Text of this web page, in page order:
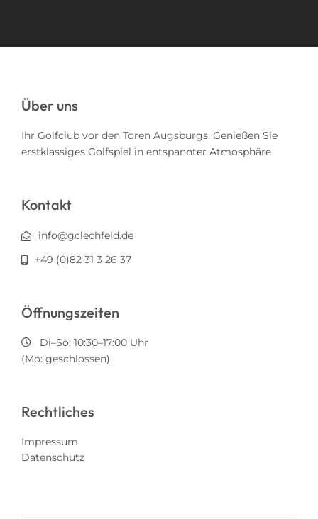
Über uns
Ihr Golfclub vor den Toren Augsburgs. Genießen Sie
erstklassiges Golfspiel in entspannter Atmosphäre
Kontakt
info@gclechfeld.de
+49 (0)82 31 3 26 37
Öffnungszeiten
Di–So: 10:30–17:00 Uhr
(Mo: geschlossen)
Rechtliches
Impressum
Datenschutz